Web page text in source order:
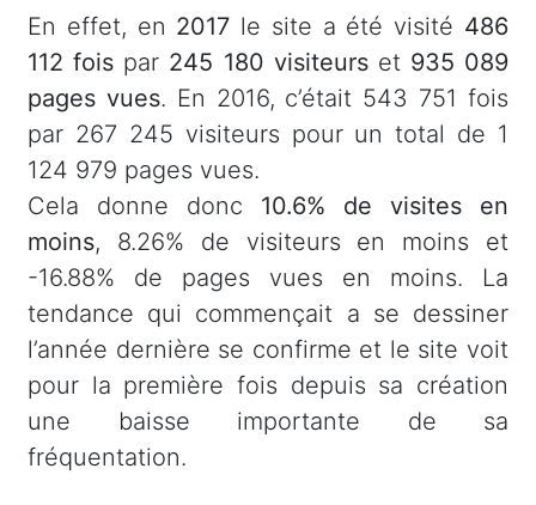
En effet, en 2017 le site a été visité 486
112 fois par 245 180 visiteurset 935 089
pages vues. En 2016, c’était 543 751 fois
par 267 245 visiteurs pour un total de 1
124 979 pages vues.
Cela donne donc 10.6% de visites en
moins, 8.26% de visiteurs en moins et
-16.88% de pages vues en moins. La
tendance qui commençait a se dessiner
l’année dernière se confirme et le site voit
pour la première fois depuis sa création
une baisse importante de sa
fréquentation.